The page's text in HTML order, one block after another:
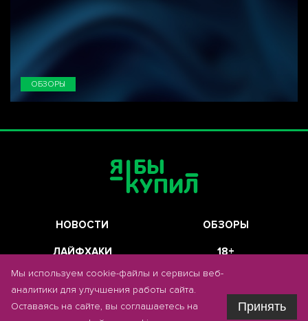
ОБЗОРЫ
НОВОСТИ ОБЗОРЫ
ЛАЙФХАКИ 18+
ГОЛОСОВАНИЕ О ПРОЕКТЕ
НАПИСАТЬ В РЕДАКЦИЮ
Мы используем cookie-файлы и сервисы веб-
аналитики для улучшения работы сайта.
Оставаясь на сайте, вы соглашаетесь на
Принять